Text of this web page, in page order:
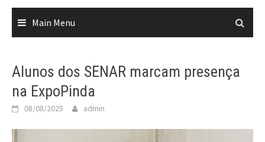
Main Menu
Alunos dos SENAR marcam presença
na ExpoPinda
08/08/2025 admin